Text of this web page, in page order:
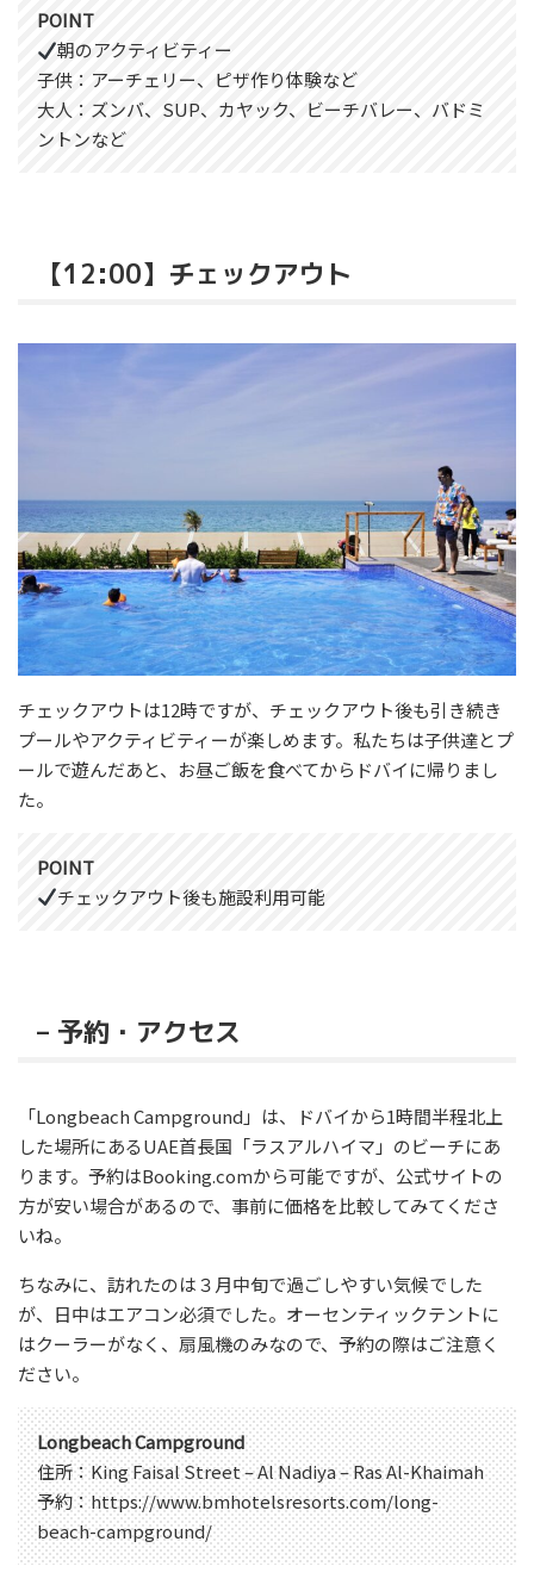
POINT
朝のアクティビティー
子供：アーチェリー、ピザ作り体験など
大人：ズンバ、SUP、カヤック、ビーチバレー、バドミ
ントンなど
【12:00】チェックアウト
チェックアウトは12時ですが、チェックアウト後も引き続き
プールやアクティビティーが楽しめます。私たちは子供達とプ
ールで遊んだあと、お昼ご飯を食べてからドバイに帰りまし
た。
POINT
チェックアウト後も施設利用可能
– 予約・アクセス
「Longbeach Campground」は、ドバイから1時間半程北上
した場所にあるUAE首長国「ラスアルハイマ」のビーチにあ
ります。予約はBooking.comから可能ですが、公式サイトの
方が安い場合があるので、事前に価格を比較してみてくださ
いね。
ちなみに、訪れたのは３月中旬で過ごしやすい気候でした
が、日中はエアコン必須でした。オーセンティックテントに
はクーラーがなく、扇風機のみなので、予約の際はご注意く
ださい。
Longbeach Campground
住所：King Faisal Street – Al Nadiya – Ras Al-Khaimah
予約：https://www.bmhotelsresorts.com/long-
beach-campground/